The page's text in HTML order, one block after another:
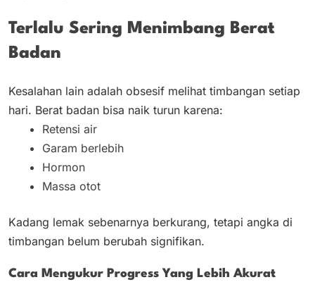
Terlalu Sering Menimbang Berat
Badan
Kesalahan lain adalah obsesif melihat timbangan setiap
hari. Berat badan bisa naik turun karena:
Retensi air
Garam berlebih
Hormon
Massa otot
Kadang lemak sebenarnya berkurang, tetapi angka di
timbangan belum berubah signifikan.
Cara Mengukur Progress Yang Lebih Akurat